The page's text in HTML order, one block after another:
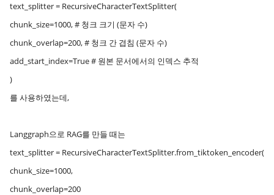
text_splitter = RecursiveCharacterTextSplitter(
chunk_size=1000, # 청크 크기 (문자 수)
chunk_overlap=200, # 청크 간 겹침 (문자 수)
add_start_index=True # 원본 문서에서의 인덱스 추적
)
를 사용하였는데,
Langgraph으로 RAG를 만들 때는
text_splitter = RecursiveCharacterTextSplitter.from_tiktoken_encoder(
chunk_size=1000,
chunk_overlap=200